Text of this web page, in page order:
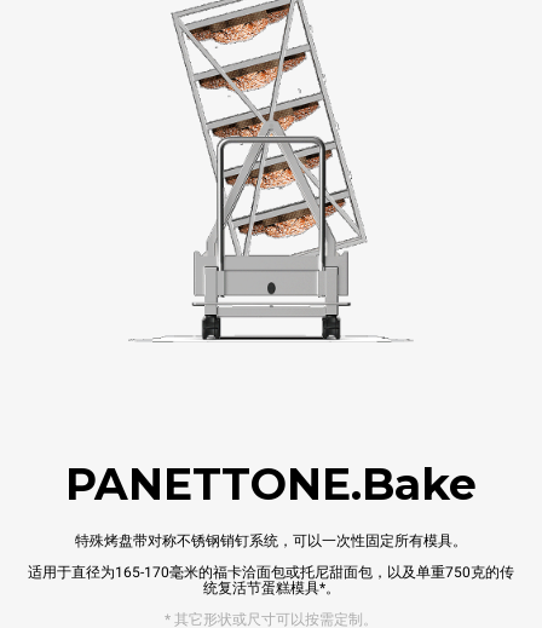
PANETTONE.Bake
特殊烤盘带对称不锈钢销钉系统，可以一次性固定所有模具。
适用于直径为165-170毫米的福卡洽面包或托尼甜面包，以及单重750克的传
统复活节蛋糕模具*。
* 其它形状或尺寸可以按需定制。